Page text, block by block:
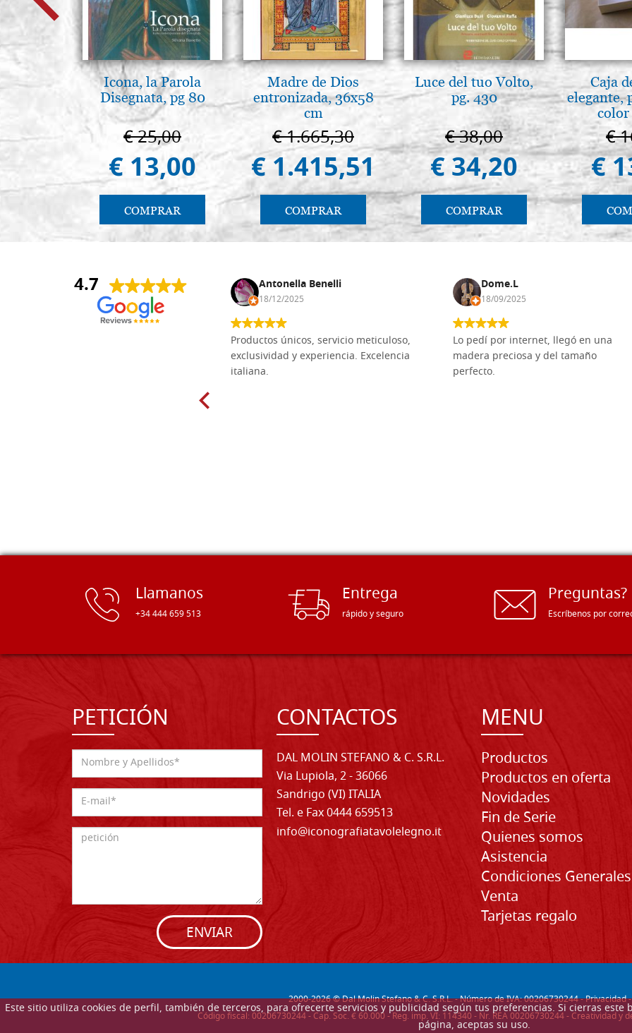
Este sitio utiliza cookies de perfil, también de terceros, para ofrecerte servicios y publicidad según tus preferencias. Si cierras
página, aceptas su uso.
Icona, la Parola
Disegnata, pg 80
€ 25,00
€ 13,00
COMPRAR
Madre de Dios
entronizada, 36x58
cm
€ 1.665,30
€ 1.415,51
COMPRAR
Luce del tuo Volto,
pg. 430
€ 38,00
€ 34,20
COMPRAR
Caja
elegante,
€
€
4.7
Anna Maria Negri Antonella Benelli
18/12/2025
Productos únicos, servicio meticuloso,
exclusividad y experiencia. Excelencia
italiana.
Dome.L
18/09/2025
Lo pedí por internet, llegó en una
madera preciosa y del tamaño
perfecto.
Llamanos
+34 444 659 513
Entrega
rápido y seguro
Preguntas?
Escríbenos por
PETICIÓN
ENVIAR
CONTACTOS
DAL MOLIN STEFANO & C. S.R.L.
Via Lupiola, 2 - 36066
Sandrigo (VI) ITALIA
Tel. e Fax 0444 659513
info@iconografiatavolelegno.it
MENU
Productos
Productos en oferta
Novidades
Fin de Serie
Quienes somos
Asistencia
Condiciones
Venta
Tarjetas regalo
2000-2026© Dal Molin Stefano & C. S.R.L. - Número de IVA: 00206730244 -Privacidad
Código fiscal: 00206730244 - Cap. Soc. € 60.000 - Reg. imp. VI: 114340 - Nr. REA 00206730244 - Creatividad y